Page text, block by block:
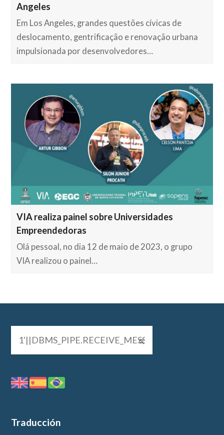
Angeles
Em Los Angeles, grandes questões cívicas de
deslocamento, gentrificação e renovação urbana
impulsionada por desenvolvedores…
VIA realiza painel sobre Universidades
Empreendedoras
Olá pessoal, no dia 12 de maio de 2023, o grupo
VIA realizou o painel…
Traducción